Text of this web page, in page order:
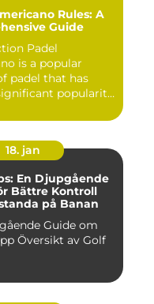
Rules: A
Guide
Padel
is a popular
padel that has
popularity
18. jan
En Djupgående
Bättre Kontroll
på Banan
Guide om
Golf